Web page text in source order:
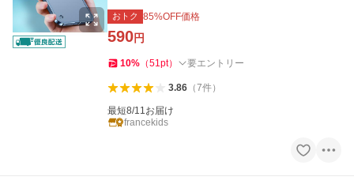
ゃれ アルミ
おトク 85%OFF価格
590円
10% （51pt） 要エントリー
3.86（7件）
最短8/11お届け
francekids